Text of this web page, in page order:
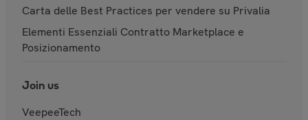
Carta delle Best Practices per vendere su Privalia
Elementi Essenziali Contratto Marketplace e
Posizionamento
Join us
VeepeeTech